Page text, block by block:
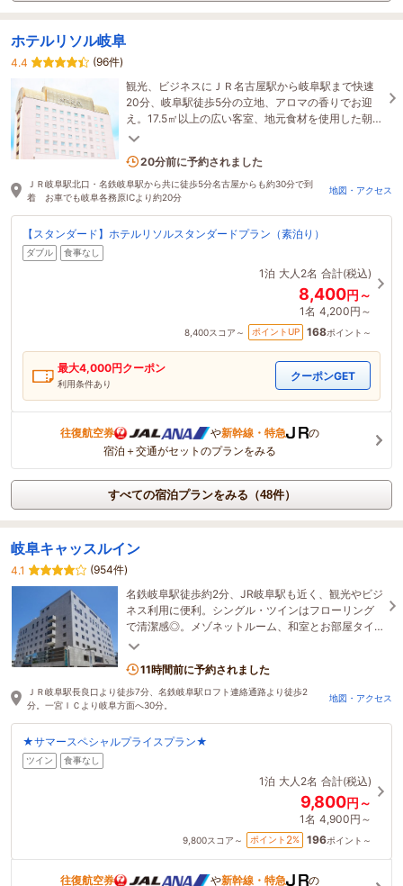
ホテルリソル岐阜
4.4
(96件)
観光、ビジネスにＪＲ名古屋駅から岐阜駅まで快速
20分、岐阜駅徒歩5分の立地、アロマの香りでお迎
え。17.5㎡以上の広い客室、地元食材を使用した朝食
が人気、Wi-Fi増強工事2023年2月完了。
3名がこの宿を見ています
20分前に予約されました
ＪＲ岐阜駅北口・名鉄岐阜駅から共に徒歩5分名古屋からも約30分で到
着 お車でも岐阜各務原ICより約20分
地図・アクセス
【スタンダード】ホテルリソルスタンダードプラン（素泊り）
ダブル 食事なし
1泊 大人2名 合計(税込)
8,400円～
1名 4,200円～
8,400スコア～ ポイントUP 168ポイント～
最大4,000円クーポン
利用条件あり
クーポンGET
往復航空券 や新幹線・特急
の
宿泊＋交通がセットのプランをみる
すべての宿泊プランをみる（48件）
岐阜キャッスルイン
4.1
(954件)
名鉄岐阜駅徒歩約2分、JR岐阜駅も近く、観光やビジ
ネス利用に便利。シングル・ツインはフローリング
で清潔感◎。メゾネットルーム、和室とお部屋タイ
プ複数有。家族、友達同士、カップルとご宿泊でき
11時間前に予約されました
ＪＲ岐阜駅長良口より徒歩7分、名鉄岐阜駅ロフト連絡通路より徒歩2
分。一宮ＩＣより岐阜方面へ30分。
地図・アクセス
★サマースペシャルプライスプラン★
ツイン 食事なし
1泊 大人2名 合計(税込)
9,800円～
1名 4,900円～
9,800スコア～ ポイント 2% 196ポイント～
往復航空券 や新幹線・特急 の